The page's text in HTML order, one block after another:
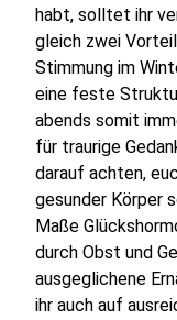
habt, solltet ihr
gleich zwei
Stimmung im
eine feste
abends somit
für traurige
darauf achten,
gesunder Körper
Maße
durch Obst und
ausgeglichene
ihr auch auf